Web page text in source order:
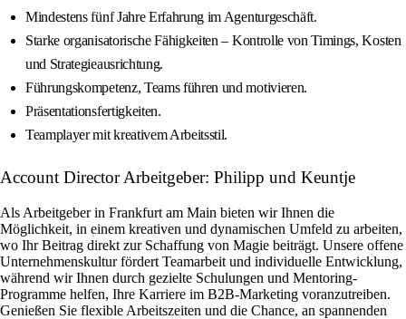
Mindestens fünf Jahre Erfahrung im Agenturgeschäft.
Starke organisatorische Fähigkeiten – Kontrolle von Timings, Kosten
und Strategieausrichtung.
Führungskompetenz, Teams führen und motivieren.
Präsentationsfertigkeiten.
Teamplayer mit kreativem Arbeitsstil.
Account Director Arbeitgeber: Philipp und Keuntje
Als Arbeitgeber in Frankfurt am Main bieten wir Ihnen die
Möglichkeit, in einem kreativen und dynamischen Umfeld zu arbeiten,
wo Ihr Beitrag direkt zur Schaffung von Magie beiträgt. Unsere offene
Unternehmenskultur fördert Teamarbeit und individuelle Entwicklung,
während wir Ihnen durch gezielte Schulungen und Mentoring-
Programme helfen, Ihre Karriere im B2B-Marketing voranzutreiben.
Genießen Sie flexible Arbeitszeiten und die Chance, an spannenden